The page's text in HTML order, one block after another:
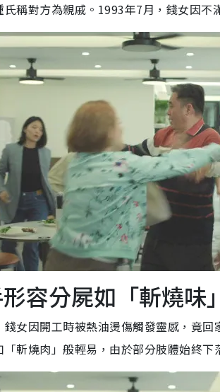
氏稱對方為親戚。1993年7月，錢女因
容分屍如「斬燒味
錢女因開工時被熱油燙傷觸發靈感，竟
「斬燒肉」般輕易，由於部分肢體始終